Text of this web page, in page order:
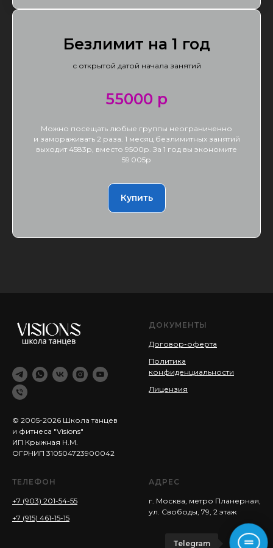
Telegram
Безлимит на 1 год
с открытой датой начала занятий
55000 р
Можно посещать любые группы неограниченно
и замораживать 2 раза. 1 месяц безлимитных занятий
выходит 4583р, вместо 9500р. За 1 год вы экономите
59 005р
Купить
© 2005-2026 Школа танцев
и фитнеса "Visions"
ИП Крыжная Н.М.
ОГРНИП 310504723900042
ДОКУМЕНТЫ
Договор-оферта
Политика
конфиденциальности
Лицензия
ТЕЛЕФОН
+7 (903) 201-54-55
+7 (915) 461-15-15
АДРЕС
г. Москва, метро Планерная,
ул. Свободы, 79, 2 этаж